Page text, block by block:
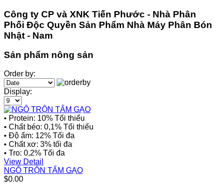
Công ty CP và XNK Tiến Phước - Nhà Phân
Phối Độc Quyền Sản Phẩm Nhà Máy Phân Bón
Nhật - Nam
Sản phẩm nông sản
Order by:
Display:
• Protein: 10% Tối thiểu
• Chất béo: 0,1% Tối thiểu
• Độ ẩm: 12% Tối đa
• Chất xơ: 3% tối đa
• Tro: 0,2% Tối đa
View Detail
NGÔ TRỘN TẤM GẠO
$0.00